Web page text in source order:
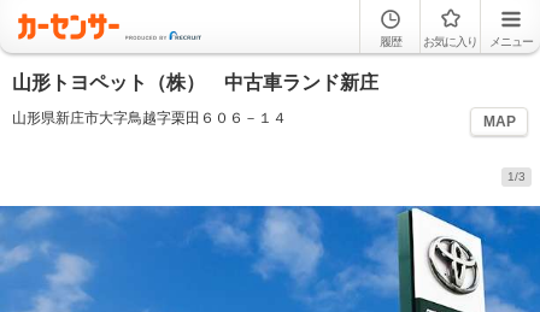
履歴 お気に入り メニュー
山形トヨペット（株） 中古車ランド新庄
山形県新庄市大字鳥越字栗田６０６－１４ MAP
1/3